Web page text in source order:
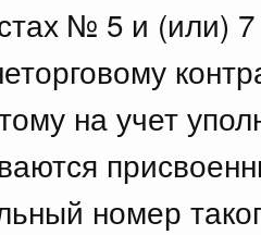
№ 5 и (или)
на учет
номер